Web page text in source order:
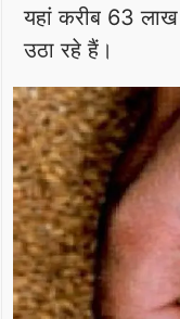
यहां करीब 63
उठा रहे हैं।